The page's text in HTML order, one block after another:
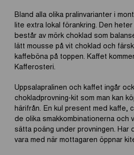
Bland alla olika pralinvarianter i
lite extra lokal förankring. Den
består av mörk choklad som
lätt mousse på vit choklad och
kaffeböna på toppen. Kaffet
Kafferosteri.
Uppsalapralinen och kaffet ingår
chokladprovning-kit som man kan
härifrån. En kul present med kaffe,
de olika smakkombinationerna och
sätta poäng under provningen. Har
vara med när mottagaren öppnar